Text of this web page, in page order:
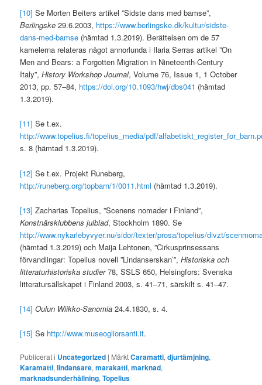
[10] Se Morten Beiters artikel ”Sidste dans med bamse”,
Berlingske 29.6.2003, https://www.berlingske.dk/kultur/sidste-
dans-med-bamse (hämtad 1.3.2019). Berättelsen om de 57
kamelerna relateras något annorlunda i Ilaria Serras artikel ”On
Men and Bears: a Forgotten Migration in Nineteenth-Century
Italy”,History Workshop Journal, Volume 76, Issue 1, 1 October
2013, pp. 57–84, https://doi.org/10.1093/hwj/dbs041 (hämtad
1.3.2019).
[11] Se t.ex.
http://www.topelius.fi/topelius_media/pdf/
s. 8 (hämtad 1.3.2019).
[12] Se t.ex. Projekt Runeberg,
http://runeberg.org/topbarn/1/0011.html (hämtad 1.3.2019).
[13] Zacharias Topelius, ”Scenens nomader i Finland”,
Konstnärsklubbens julblad, Stockholm 1890. Se
http://www.nykarlebyvyer.nu/sidor/texter/prosa/topelius/divzt/
(hämtad 1.3.2019) och Maija Lehtonen, ”Cirkusprinsessans
förvandlingar: Topelius novell ”Lindanserskan’”,Historiska och
litteraturhistoriska studier78, SSLS 650, Helsingfors: Svenska
litteratursällskapet i Finland 2003, s. 41–71, särskilt s. 41–47.
[14] Oulun Wiikko-Sanomia 24.4.1830, s. 4.
[15] Se http://www.museogliorsanti.it.
Publicerat i Uncategorized | MärktCaramatti,djurtämjning,
Karamatti,lindansare,marakatti,marknad,
marknadsunderhållning,Topelius